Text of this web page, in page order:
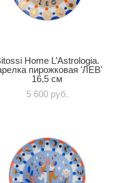
Home L’Astrologia.
пирожковая 'ЛЕВ'
16,5 см
5 600 pуб.